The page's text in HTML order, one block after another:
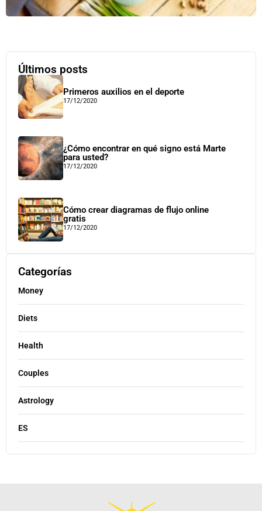
Últimos posts
Primeros auxilios en el deporte
17/12/2020
¿Cómo encontrar en qué signo está Marte
para usted?
17/12/2020
Cómo crear diagramas de flujo online
gratis
17/12/2020
Categorías
Money
Diets
Health
Couples
Astrology
ES